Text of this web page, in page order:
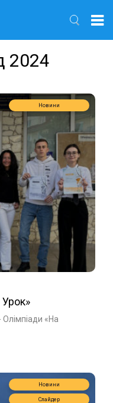
2024
Новини
Урок»
Олімпіади «На
Новини
Слайдер